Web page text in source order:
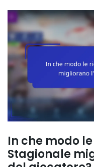
In che modo
Stagionale